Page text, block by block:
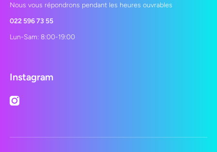
Nous vous répondrons pendant les heures ouvrables
022 596 73 55
Lun-Sam: 8:00-19:00
Instagram
instagramcom/lepetshopch/